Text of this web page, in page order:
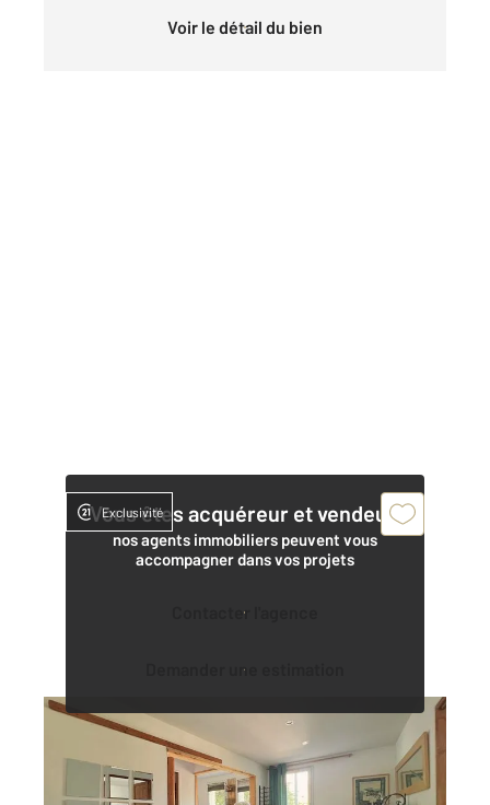
Voir le détail du bien
Vous êtes acquéreur et vendeur,
nos agents immobiliers peuvent vous
accompagner dans vos projets
Contacter l'agence
Demander une estimation
Exclusivité
ETAMPES 91
, 3 pièces
Ref : 16956